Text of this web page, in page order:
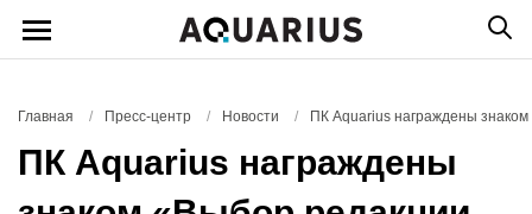
Главная / Пресс-центр / Новости / ПК Aquarius награждены
ПК Aquarius награждены